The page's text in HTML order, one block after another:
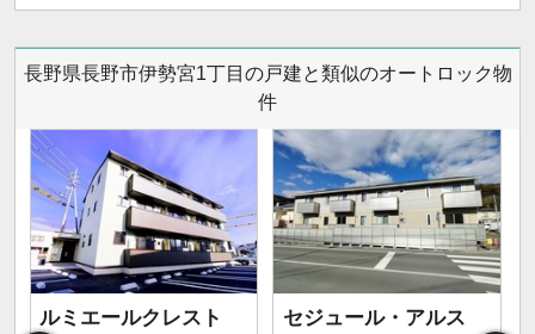
長野県長野市伊勢宮1丁目の戸建と類似のオートロック物
件
ルミエールクレスト セジュール・アルス